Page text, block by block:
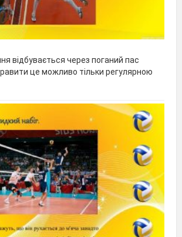
відбувається через поганий пас
це можливо тільки регулярною